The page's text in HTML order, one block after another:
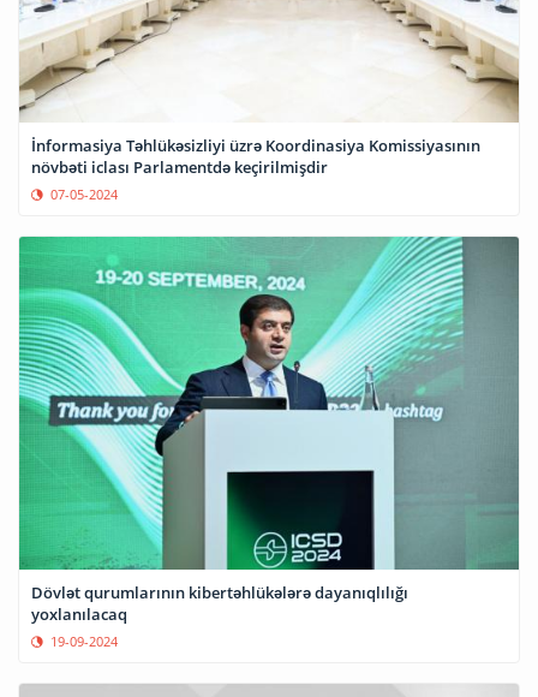
İnformasiya Təhlükəsizliyi üzrə Koordinasiya Komissiyasının
növbəti iclası Parlamentdə keçirilmişdir
07-05-2024
Dövlət qurumlarının kibertəhlükələrə dayanıqlılığı
yoxlanılacaq
19-09-2024